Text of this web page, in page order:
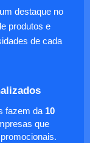
destaque no
produtos e
de cada
fazem da 10
que